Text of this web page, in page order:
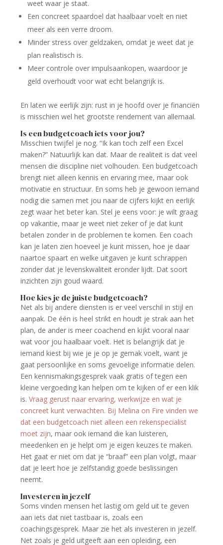
weet waar je staat.
Een concreet spaardoel dat haalbaar voelt en niet
meer als een verre droom.
Minder stress over geldzaken, omdat je weet dat je
plan realistisch is.
Meer controle over impulsaankopen, waardoor je
geld overhoudt voor wat echt belangrijk is.
En laten we eerlijk zijn: rust in je hoofd over je financiën
is misschien wel het grootste rendement van allemaal.
Is een budgetcoach iets voor jou?
Misschien twijfel je nog. “Ik kan toch zelf een Excel
maken?” Natuurlijk kan dat. Maar de realiteit is dat veel
mensen die discipline niet volhouden. Een budgetcoach
brengt niet alleen kennis en ervaring mee, maar ook
motivatie en structuur. En soms heb je gewoon iemand
nodig die samen met jou naar de cijfers kijkt en eerlijk
zegt waar het beter kan. Stel je eens voor: je wilt graag
op vakantie, maar je weet niet zeker of je dat kunt
betalen zonder in de problemen te komen. Een coach
kan je laten zien hoeveel je kunt missen, hoe je daar
naartoe spaart en welke uitgaven je kunt schrappen
zonder dat je levenskwaliteit eronder lijdt. Dat soort
inzichten zijn goud waard.
Hoe kies je de juiste budgetcoach?
Net als bij andere diensten is er veel verschil in stijl en
aanpak. De één is heel strikt en houdt je strak aan het
plan, de ander is meer coachend en kijkt vooral naar
wat voor jou haalbaar voelt. Het is belangrijk dat je
iemand kiest bij wie je je op je gemak voelt, want je
gaat persoonlijke en soms gevoelige informatie delen.
Een kennismakingsgesprek vaak gratis of tegen een
kleine vergoeding kan helpen om te kijken of er een klik
is. Vraag gerust naar ervaring, werkwijze en wat je
concreet kunt verwachten. Bij Melina on Fire vinden we
dat een budgetcoach niet alleen een rekenspecialist
moet zijn, maar ook iemand die kan luisteren,
meedenken en je helpt om je eigen keuzes te maken.
Het gaat er niet om dat je “braaf” een plan volgt, maar
dat je leert hoe je zelfstandig goede beslissingen
neemt.
Investeren in jezelf
Soms vinden mensen het lastig om geld uit te geven
aan iets dat niet tastbaar is, zoals een
coachingsgesprek. Maar zie het als investeren in jezelf.
Net zoals je geld uitgeeft aan een opleiding, een